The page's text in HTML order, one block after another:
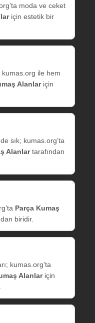
moda ve ceket
için estetik bir
kumas.org ile hem
Alanlariçin
sık; kumas.org’ta
Alanlartarafından
Parça Kumaş
biridir.
kumas.org’ta
Alanlariçin